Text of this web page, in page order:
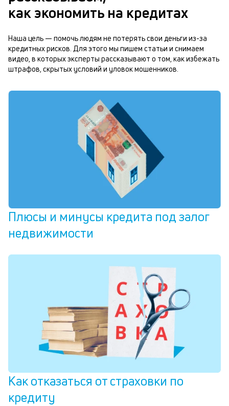
как экономить на кредитах
Наша цель — помочь людям не потерять свои деньги из-за
кредитных рисков. Для этого мы пишем статьи и снимаем
видео, в которых эксперты рассказывают о том, как избежать
штрафов, скрытых условий и уловок мошенников.
Плюсы и минусы кредита под залог
недвижимости
Как отказаться от страховки по
кредиту